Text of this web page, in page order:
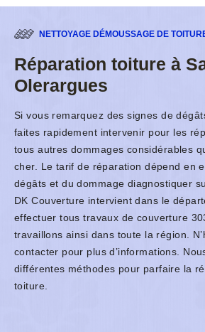
NETTOYAGE DÉMOUSSAGE DE
Réparation toiture à
Olerargues
Si vous remarquez des signes de
faites rapidement intervenir pour les
tous autres dommages considérables
cher. Le tarif de réparation dépend en
dégâts et du dommage diagnostiquer
DK Couverture intervient dans le
effectuer tous travaux de couverture
travaillons ainsi dans toute la région.
contacter pour plus d’informations.
différentes méthodes pour parfaire la
toiture.